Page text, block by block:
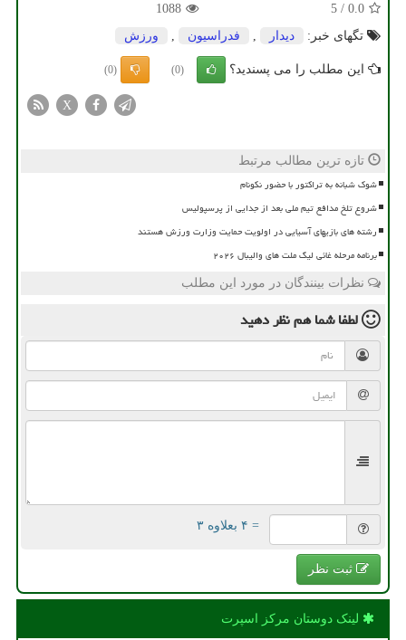
0.0
/
5
1088
تگهای خبر:
دیدار فدراسیون ورزش
این مطلب را می پسندید؟ (0)
(0)
X
تازه ترین مطالب مرتبط
شوک شبانه به تراکتور با حضور نکونام
شروع تلخ مدافع تیم ملی بعد از جدایی از پرسپولیس
رشته های بازیهای آسیایی در اولویت حمایت وزارت ورزش هستند
برنامه مرحله غائی لیگ ملت های والیبال ۲۰۲۶
نظرات بینندگان در مورد این مطلب
لطفا شما همنظر دهید
= ۴ بعلاوه ۳
ثبت نظر
لینک دوستان مركز اسپرت